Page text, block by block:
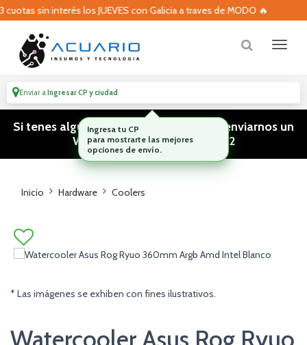
sin interés los JUEVES con Galicia a traves de MODO 🔥
Enviar aIngresar CP y ciudad
Si tenes algún tipo de consulta podes enviarnos un
WhatsApp! (011) 15 5386 3812
Inicio Hardware Coolers
* Las imágenes se exhiben con fines ilustrativos.